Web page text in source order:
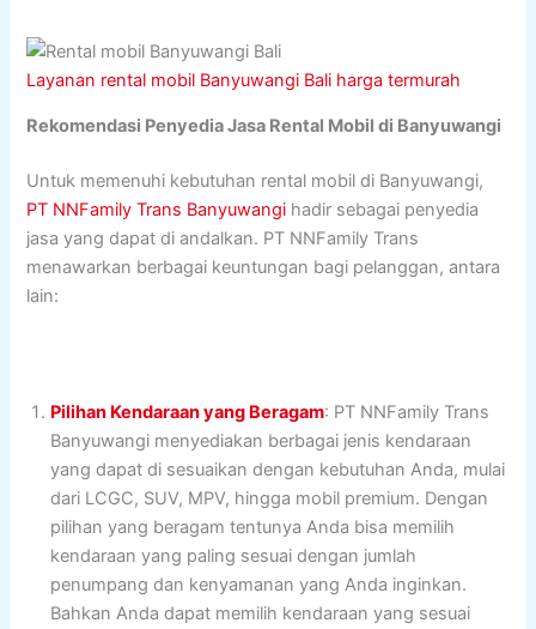
Layanan rental mobil Banyuwangi Bali harga termurah
Rekomendasi Penyedia Jasa Rental Mobil di Banyuwangi
Untuk memenuhi kebutuhan rental mobil di Banyuwangi,
PT NNFamily Trans Banyuwangi hadir sebagai penyedia
jasa yang dapat di andalkan. PT NNFamily Trans
menawarkan berbagai keuntungan bagi pelanggan, antara
lain:
Pilihan Kendaraan yang Beragam: PT NNFamily Trans
Banyuwangi menyediakan berbagai jenis kendaraan
yang dapat di sesuaikan dengan kebutuhan Anda, mulai
dari LCGC, SUV, MPV, hingga mobil premium. Dengan
pilihan yang beragam tentunya Anda bisa memilih
kendaraan yang paling sesuai dengan jumlah
penumpang dan kenyamanan yang Anda inginkan.
Bahkan Anda dapat memilih kendaraan yang sesuai